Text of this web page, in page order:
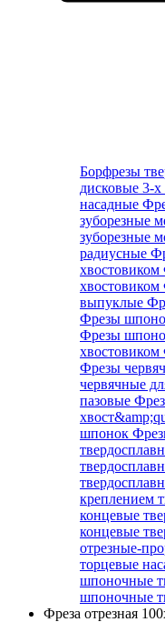
Борфрезы
дисковые 3-
насадные
зуборезные
зуборезные
радиусные
хвостовиком
хвостовиком
выпуклые
Фрезы
Фрезы
хвостовиком
Фрезы
червячные
пазовые
шпонок
креплением
концевые
концевые
отрезные-
торцевые
шпоночные
шпоночные
Фреза отрезная